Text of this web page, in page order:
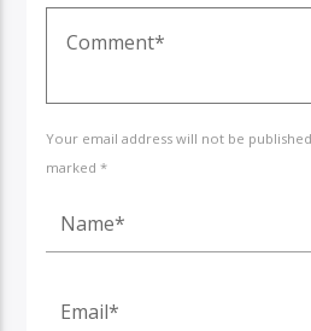
Your email address will not be
marked *